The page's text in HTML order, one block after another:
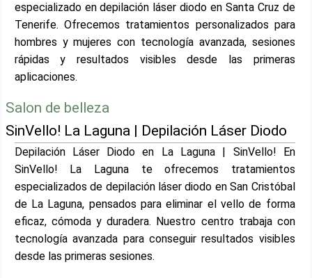
especializado en depilación láser diodo en Santa Cruz de
Tenerife. Ofrecemos tratamientos personalizados para
hombres y mujeres con tecnología avanzada, sesiones
rápidas y resultados visibles desde las primeras
aplicaciones.
Salon de belleza
SinVello! La Laguna | Depilación Láser Diodo
Depilación Láser Diodo en La Laguna | SinVello! En
SinVello! La Laguna te ofrecemos tratamientos
especializados de depilación láser diodo en San Cristóbal
de La Laguna, pensados para eliminar el vello de forma
eficaz, cómoda y duradera. Nuestro centro trabaja con
tecnología avanzada para conseguir resultados visibles
desde las primeras sesiones.